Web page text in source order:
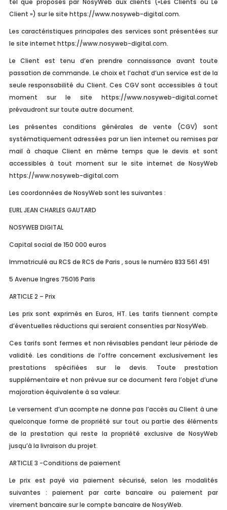
CMS
CONTENU WEB
MOBILE
BRANDING
LÉGAL
WEBMARKETING
RÉSEAUX SOCIAUX
tel que proposés par NosyWeb aux clients («Les Clients ou Le
Client ») sur le site https://www.nosyweb-digital.com.
Les caractéristiques principales des services sont présentées sur
le site internet https://www.nosyweb-digital.com.
Le Client est tenu d’en prendre connaissance avant toute
passation de commande. Le choix et l’achat d’un service est de la
seule responsabilité du Client. Ces CGV sont accessibles à tout
moment sur le site https://www.nosyweb-digital.comet
prévaudront sur toute autre document.
Les présentes conditions générales de vente (CGV) sont
systématiquement adressées par un lien internet ou remises par
mail à chaque Client en même temps que le devis et sont
accessibles à tout moment sur le site internet de NosyWeb
https://www.nosyweb-digital.com
Les coordonnées de NosyWeb sont les suivantes :
EURL JEAN CHARLES GAUTARD
NOSYWEB DIGITAL
Capital social de 150 000 euros
Immatriculé au RCS de RCS de Paris , sous le numéro 833 561 491
5 Avenue Ingres 75016 Paris
ARTICLE 2 – Prix
Les prix sont exprimés en Euros, HT. Les tarifs tiennent compte
d’éventuelles réductions qui seraient consenties par NosyWeb.
Ces tarifs sont fermes et non révisables pendant leur période de
validité. Les conditions de l’offre concernent exclusivement les
prestations spécifiées sur le devis. Toute prestation
supplémentaire et non prévue sur ce document fera l’objet d’une
majoration équivalente à sa valeur.
Le versement d’un acompte ne donne pas l’accès au Client à une
quelconque forme de propriété sur tout ou partie des éléments
de la prestation qui reste la propriété exclusive de NosyWeb
jusqu’à la livraison du projet.
ARTICLE 3 -Conditions de paiement
Le prix est payé via paiement sécurisé, selon les modalités
suivantes : paiement par carte bancaire ou paiement par
virement bancaire sur le compte bancaire de NosyWeb.
and security features of the website. These cookies do not store any personal
information.
Non-necessary
Any cookies that may not be particularly necessary for the website to function
embedded contents are termed as non-necessary cookies. It is mandatory to
procure user consent prior to running these cookies on your website.
Enregistrer & appliquer